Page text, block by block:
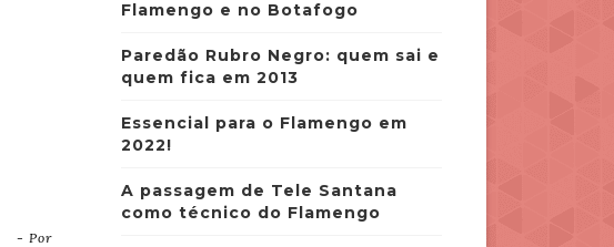
- Por
Flamengo e no Botafogo
Paredão Rubro Negro: quem sai e
quem fica em 2013
Essencial para o Flamengo em
2022!
A passagem de Tele Santana
como técnico do Flamengo